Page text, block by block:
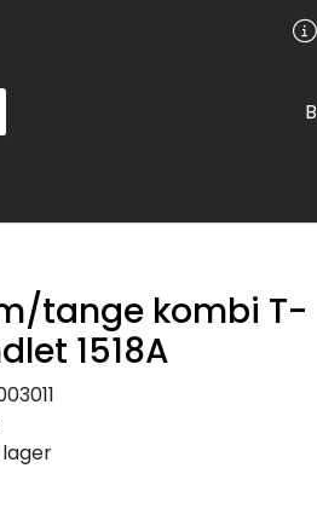
tange kombi T-
1518A
lager